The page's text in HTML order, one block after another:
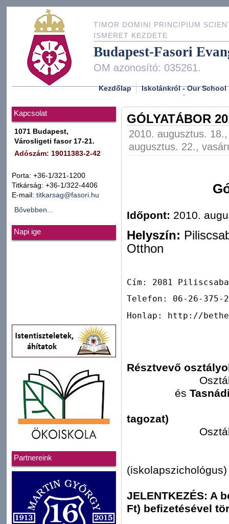
TIMOR DOMINI PRINCIPIUM
ISMERET KEZDETE
Budapest-Fasori
OM azonosító: 035261.
Kezdőlap Iskolánkról - Our School
Kapcsolat
1071 Budapest,
Városligeti fasor 17-21.
Adószám: 19011383-2-42
Porta: +36-1/321-1200
Titkárság: +36-1/322-4406
E-mail: titkarsag@fasori.hu
Bővebben...
Napi ige
Partnereink
GÓLYATÁBOR
2010. augusztus.
augusztus. 22.,
Időpont: 2010.
Helyszín:
Otthon
Cím: 2081
Telefon: 06-26-375-
Honlap: http://
Résztvevő
és
tagozat)
(iskolapszichológus)
JELENTKEZÉS: A
Ft) befizetésével